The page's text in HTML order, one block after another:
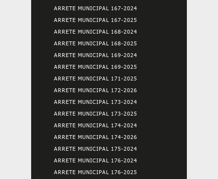
ARRETE MUNICIPAL 167-2024
ARRETE MUNICIPAL 167-2025
ARRETE MUNICIPAL 168-2024
ARRETE MUNICIPAL 168-2025
ARRETE MUNICIPAL 169-2024
ARRETE MUNICIPAL 169-2025
ARRETE MUNICIPAL 171-2025
ARRETE MUNICIPAL 172-2026
ARRETE MUNICIPAL 173-2024
ARRETE MUNICIPAL 173-2025
ARRETE MUNICIPAL 174-2024
ARRETE MUNICIPAL 174-2026
ARRETE MUNICIPAL 175-2024
ARRETE MUNICIPAL 176-2024
ARRETE MUNICIPAL 176-2025